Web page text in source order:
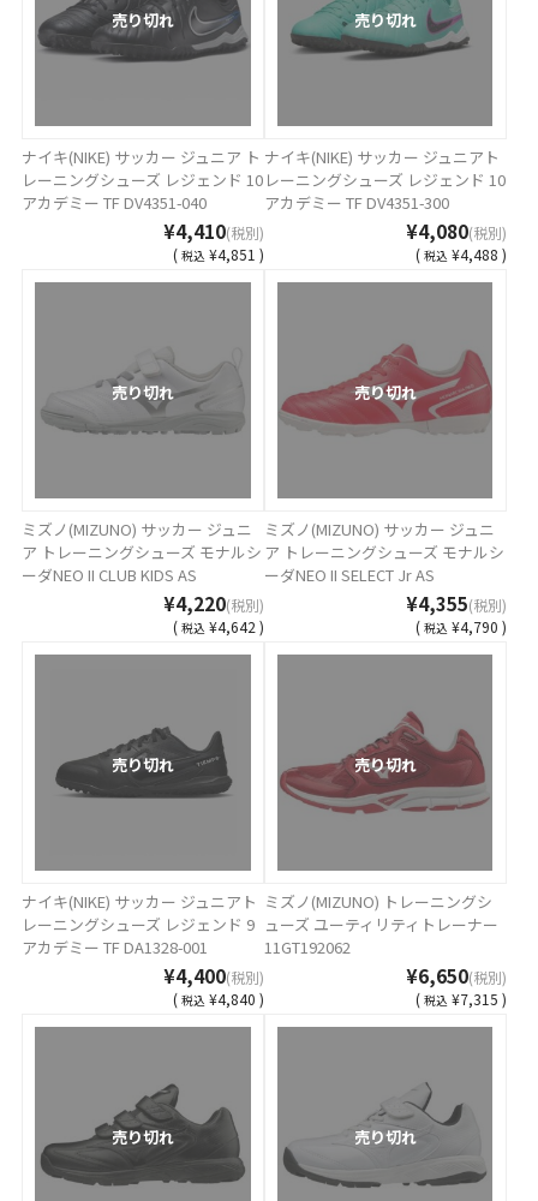
売り切れ
ナイキ(NIKE) サッカー ジュニア ト
レーニングシューズ レジェンド 10
アカデミー TF DV4351-040
¥4,410(税別)
( 税込 ¥4,851 )
売り切れ
ナイキ(NIKE) サッカー ジュニアト
レーニングシューズ レジェンド 10
アカデミー TF DV4351-300
¥4,080(税別)
( 税込 ¥4,488 )
売り切れ
ミズノ(MIZUNO) サッカー ジュニ
ア トレーニングシューズ モナルシ
ーダNEO II CLUB KIDS AS
¥4,220(税別)
( 税込 ¥4,642 )
売り切れ
ミズノ(MIZUNO) サッカー ジュニ
ア トレーニングシューズ モナルシ
ーダNEO II SELECT Jr AS
¥4,355(税別)
( 税込 ¥4,790 )
売り切れ
ナイキ(NIKE) サッカー ジュニアト
レーニングシューズ レジェンド 9
アカデミー TF DA1328-001
¥4,400(税別)
( 税込 ¥4,840 )
売り切れ
ミズノ(MIZUNO) トレーニングシ
ューズ ユーティリティトレーナー
11GT192062
¥6,650(税別)
( 税込 ¥7,315 )
売り切れ 売り切れ